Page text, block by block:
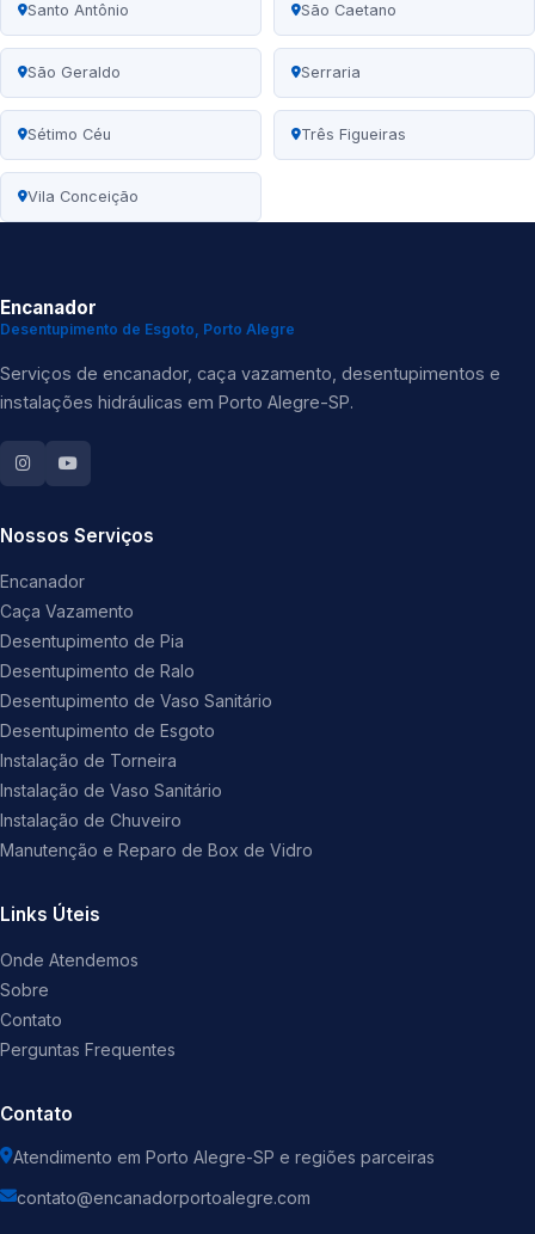
Santo Antônio São Caetano
São Geraldo Serraria
Sétimo Céu Três Figueiras
Vila Conceição
Encanador
Desentupimento de Esgoto, Porto Alegre
Serviços de encanador, caça vazamento, desentupimentos e
instalações hidráulicas em Porto Alegre-SP.
Nossos Serviços
Encanador
Caça Vazamento
Desentupimento de Pia
Desentupimento de Ralo
Desentupimento de Vaso Sanitário
Desentupimento de Esgoto
Instalação de Torneira
Instalação de Vaso Sanitário
Instalação de Chuveiro
Manutenção e Reparo de Box de Vidro
Links Úteis
Onde Atendemos
Sobre
Contato
Perguntas Frequentes
Contato
Atendimento em Porto Alegre-SP e regiões parceiras
contato@encanadorportoalegre.com